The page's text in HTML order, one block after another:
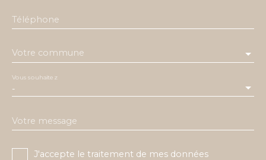
Téléphone
Votre commune
-
Vous souhaitez
Votre message
J'accepte le traitement de mes données